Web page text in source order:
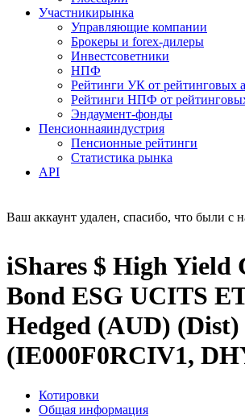
Участникирынка
Управляющие компании
Брокеры и forex-дилеры
Инвестсоветники
НПФ
Рейтинги УК от рейтинговых
Рейтинги НПФ от
Эндаумент-фонды
Пенсионнаяиндустрия
Пенсионные рейтинги
Статистика рынка
API
Ваш аккаунт удален, спасибо, что были с
iShares $ High Yield
Bond ESG UCITS
Hedged (AUD) (Dist)
(IE000F0RCIV1,
Котировки
Общая информация